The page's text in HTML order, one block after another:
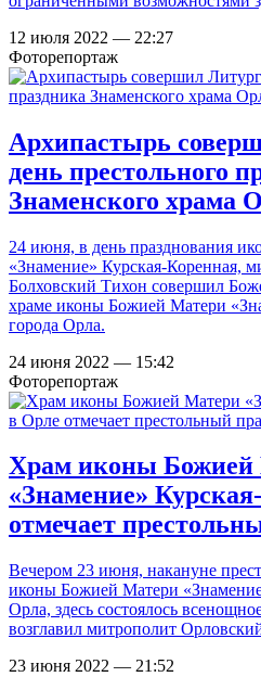
12 июля 2022 — 22:27
Фоторепортаж
Архипастырь
день престольного
Знаменского храма
24 июня, в день празднования
«Знамение» Курская-Коренная,
Болховский Тихон совершил
храме иконы Божией Матери
города Орла.
24 июня 2022 — 15:42
Фоторепортаж
Храм иконы Божией
«Знамение»
отмечает
Вечером 23 июня, накануне
иконы Божией Матери
Орла, здесь состоялось
возглавил митрополит
23 июня 2022 — 21:52